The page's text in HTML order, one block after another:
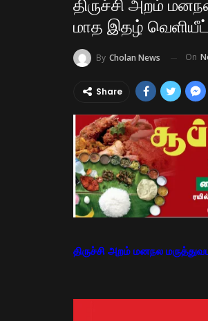
திருச்சி அறம்
மாத இதழ்
By Cholan News On
Share
திருச்சி அறம் மனநல